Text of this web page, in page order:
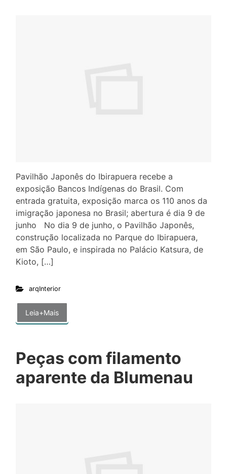
Pavilhão Japonês do Ibirapuera recebe a
exposição Bancos Indígenas do Brasil. Com
entrada gratuita, exposição marca os 110 anos da
imigração japonesa no Brasil; abertura é dia 9 de
junho No dia 9 de junho, o Pavilhão Japonês,
construção localizada no Parque do Ibirapuera,
em São Paulo, e inspirada no Palácio Katsura, de
Kioto, […]
arqInterior
Leia+Mais
Peças com filamento
aparente da Blumenau